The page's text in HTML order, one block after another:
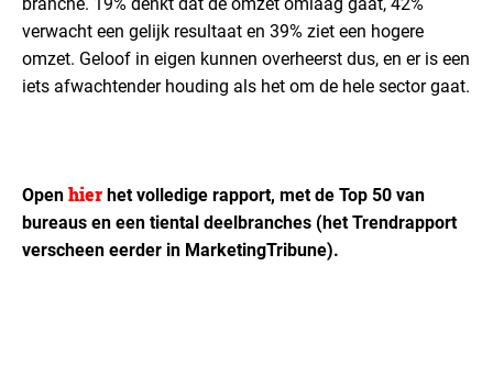
verwacht een gelijk resultaat en 39% ziet een hogere
omzet. Geloof in eigen kunnen overheerst dus, en er is een
iets afwachtender houding als het om de hele sector gaat.
Open hier het volledige rapport, met de Top 50 van
bureaus en een tiental deelbranches (het Trendrapport
verscheen eerder in MarketingTribune).